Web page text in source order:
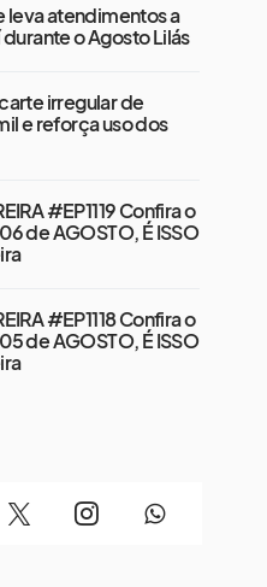
leva atendimentos a
o Agosto Lilás
irregular de
e reforça uso dos
#EP1119 Confira o
de AGOSTO, É ISSO
#EP1118 Confira o
de AGOSTO, É ISSO